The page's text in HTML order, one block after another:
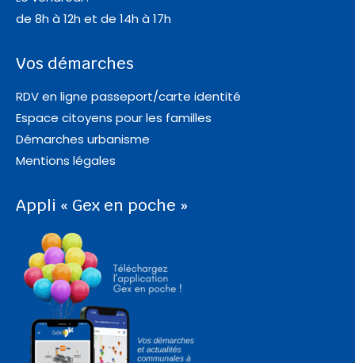
de 8h à 12h et de 14h à 17h
Vos démarches
RDV en ligne passeport/carte identité
Espace citoyens pour les familles
Démarches urbanisme
Mentions légales
Appli « Gex en poche »